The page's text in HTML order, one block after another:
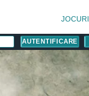
JOCURI